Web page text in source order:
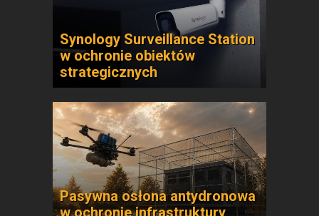
Synology Surveillance Station
w ochronie obiektów
strategicznych
Pasywna osłona antydronowa
w ochronie infrastruktury